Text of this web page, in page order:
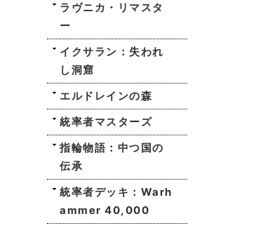
ラヴニカ・リマスタ
ー
イクサラン：失われ
し洞窟
エルドレインの森
統率者マスターズ
指輪物語：中つ国の
伝承
統率者デッキ：Warh
ammer 40,000